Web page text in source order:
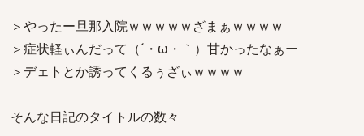
＞やったー旦那入院ｗｗｗｗｗざまぁｗｗｗｗ
＞症状軽ぃんだって（´・ω・｀）甘かったなぁー
＞デェトとか誘ってくるぅざぃｗｗｗｗ
そんな日記のタイトルの数々